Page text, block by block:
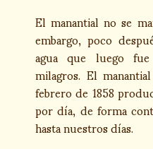
El manantial no se
embargo, poco
agua que luego
milagros. El
febrero de 1858
por día, de forma
hasta nuestros días.